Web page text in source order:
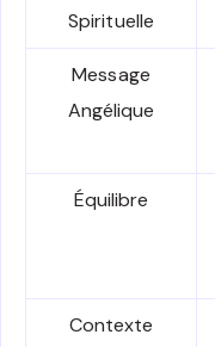
Spirituelle
Message
Angélique
Équilibre
Contexte